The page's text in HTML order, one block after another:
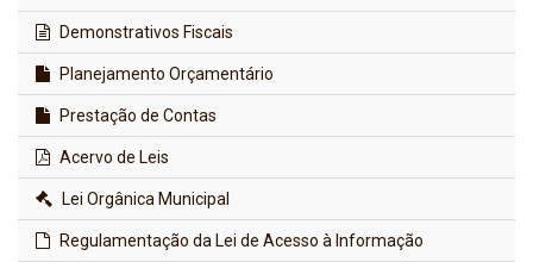
Demonstrativos Fiscais
Planejamento Orçamentário
Prestação de Contas
Acervo de Leis
Lei Orgânica Municipal
Regulamentação da Lei de Acesso à Informação